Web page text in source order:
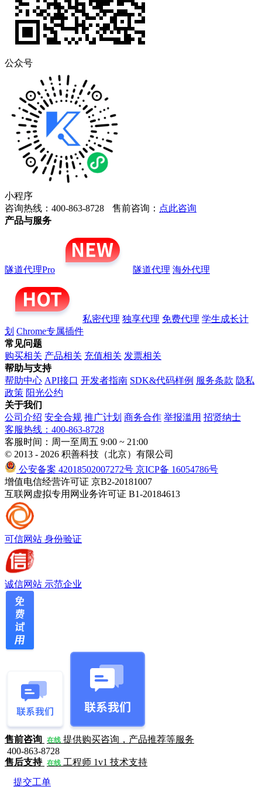
公众号
小程序
咨询热线：400-863-8728
售前咨询： 点此咨询
产品与服务
隧道代理Pro 隧道代理 海外代理
私密代理 独享代理 免费代理 学生成长计
划 Chrome专属插件
常见问题
购买相关 产品相关 充值相关 发票相关
帮助与支持
帮助中心 API接口 开发者指南 SDK&代码样例 服务条款 隐私
政策 阳光公约
关于我们
公司介绍 安全合规 推广计划 商务合作 举报滥用 招贤纳士
客服热线：400-863-8728
客服时间：周一至周五 9:00 ~ 21:00
© 2013 - 2026 积善科技（北京）有限公司
公安备案 42018502007272号 京ICP备 16054786号
增值电信经营许可证 京B2-20181007
互联网虚拟专用网业务许可证 B1-20184613
可信网站 身份验证
诚信网站 示范企业
售前咨询 在线 提供购买咨询，产品推荐等服务
400-863-8728
售后支持 在线 工程师 1v1 技术支持
提交工单